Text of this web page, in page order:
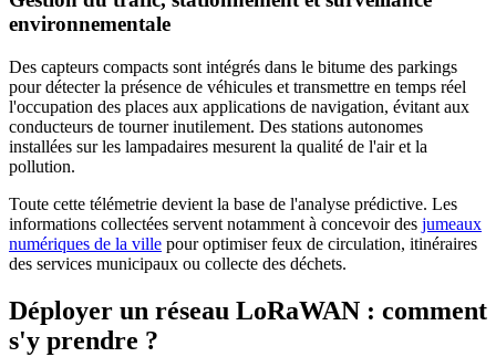
environnementale
Des capteurs compacts sont intégrés dans le bitume des parkings
pour détecter la présence de véhicules et transmettre en temps réel
l'occupation des places aux applications de navigation, évitant aux
conducteurs de tourner inutilement. Des stations autonomes
installées sur les lampadaires mesurent la qualité de l'air et la
pollution.
Toute cette télémetrie devient la base de l'analyse prédictive. Les
informations collectées servent notamment à concevoir des jumeaux
numériques de la ville pour optimiser feux de circulation, itinéraires
des services municipaux ou collecte des déchets.
Déployer un réseau LoRaWAN : comment
s'y prendre ?